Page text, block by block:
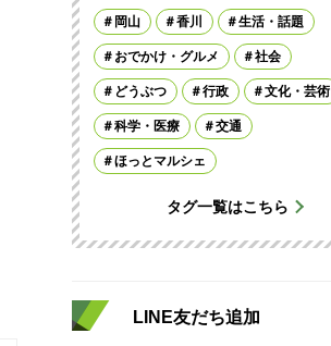
岡山 香川 生活・話題
おでかけ・グルメ 社会
どうぶつ 行政 文化・芸術
科学・医療 交通
ほっとマルシェ
タグ一覧はこちら
LINE友だち追加